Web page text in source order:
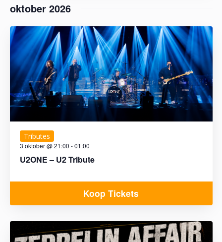
oktober 2026
U2ONE – U2 Tribute
3 oktober @ 21:00 -01:00
Tributes
Koop Tickets